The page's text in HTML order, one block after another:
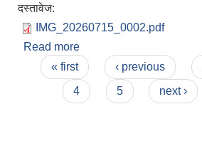
दस्तावेज:
IMG_20260715_0002.pdf
Read more
बसेको गाँउ सभाको निर्णयहरु
Pages
« first ‹ previous
4
5 next ›